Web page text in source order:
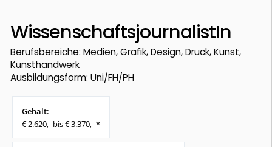
WissenschaftsjournalistIn
Berufsbereiche: Medien, Grafik, Design, Druck, Kunst,
Kunsthandwerk
Ausbildungsform: Uni/FH/PH
Gehalt:
€ 2.620,- bis € 3.370,- *